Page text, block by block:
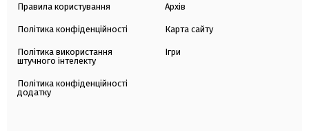
Правила користування
Політика конфіденційності
Політика використання
штучного інтелекту
Політика конфіденційності
додатку
Архів
Карта сайту
Ігри